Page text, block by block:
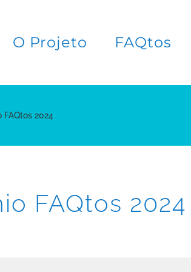
O Projeto FAQtos
FAQtos 2024
FAQtos 2024